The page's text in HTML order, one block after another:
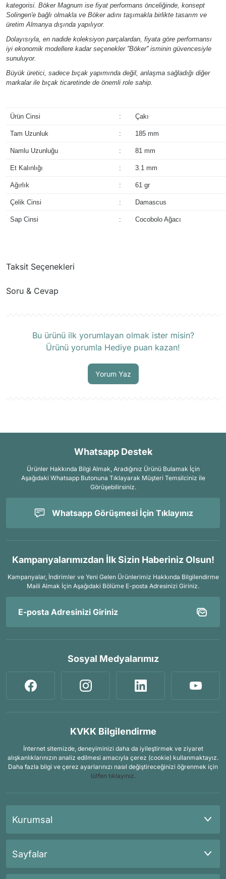
kategorisi. Böker Magnum ise fiyat performans önceliğinde, konsept
Solingen'e bağlı olmakla ve Böker adını taşımakla birlikte tasarım ve
üretim Almanya dışında yapılıyor.
Dolayısıyla, en nadide koleksiyon parçalardan, fiyata göre performansı
iyi ekonomik modellere kadar seçenekler ''Böker'' isminin güvencesiyle
sunuluyor.
Büyük üretici, sadece bıçak yapımında değil, anlaşma sağladığı diğer
markalar ile bıçak ticaretinde de önemli role sahip.
Ürün Cinsi : Çakı
Tam Uzunluk : 185 mm
Namlu Uzunluğu : 81 mm
Et Kalınlığı : 3.1 mm
Ağırlık : 61 gr
Çelik Cinsi : Damascus
Sap Cinsi : Cocobolo Ağacı
Taksit Seçenekleri
Soru & Cevap
Bu ürünü ilk yorumlayan olmak ister misin?
Ürünü yorumla Hediye puan kazan!
Yorum Yaz
Whatsapp Destek
Ürünler Hakkında Bilgi Almak, Aradığınız Ürünü Bulamak İçin
Aşağıdaki Whatsapp Butonuna Tıklayarak Müşteri Temsilciniz ile
Görüşebilirsiniz.
Whatsapp Görüşmesi İçin Tıklayınız
Kampanyalarımızdan İlk Sizin Haberiniz Olsun!
Kampanyalar, İndirimler ve Yeni Gelen Ürünlerimiz Hakkında Bilgilendirme
Maili Almak İçin Aşağıdaki Bölüme E-posta Adresinizi Giriniz.
Sosyal Medyalarımız
KVKK Bilgilendirme
İnternet sitemizde, deneyiminizi daha da iyileştirmek ve ziyaret
alışkanlıklarınızın analiz edilmesi amacıyla çerez (cookie) kullanmaktayız.
Daha fazla bilgi ve çerez ayarlarınızı nasıl değiştireceğinizi öğrenmek için
lütfen tıklayınız.
Kurumsal
Sayfalar